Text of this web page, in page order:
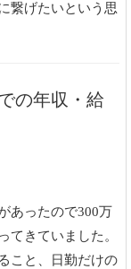
繋げたいという思
の年収・給
あったので300万
てきていました。
こと、日勤だけの